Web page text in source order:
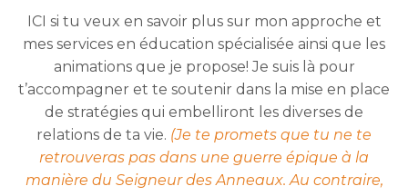
ICI si tu veux en savoir plus sur mon approche et
mes services en éducation spécialisée ainsi que les
animations que je propose! Je suis là pour
t’accompagner et te soutenir dans la mise en place
de stratégies qui embelliront les diverses de
relations de ta vie. (Je te promets que tu ne te
retrouveras pas dans une guerre épique à la
manière du Seigneur des Anneaux. Au contraire,